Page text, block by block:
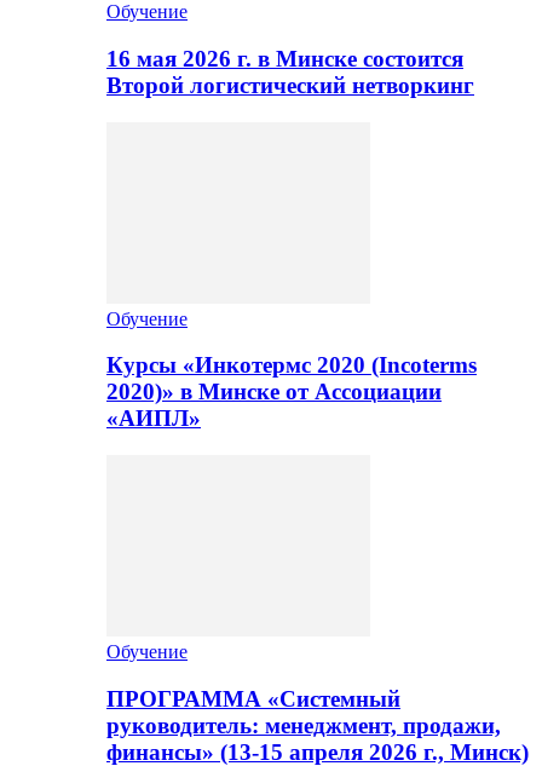
Обучение
16 мая 2026 г. в Минске состоится
Второй логистический нетворкинг
Обучение
Курсы «Инкотермс 2020 (Incoterms
2020)» в Минске от Ассоциации
«АИПЛ»
Обучение
ПРОГРАММА «Системный
руководитель: менеджмент, продажи,
финансы» (13-15 апреля 2026 г., Минск)